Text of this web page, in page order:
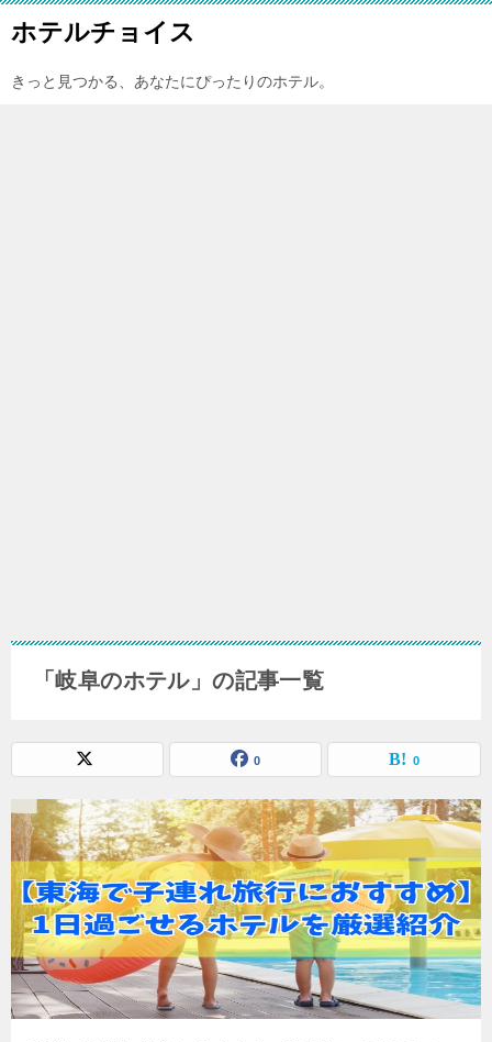
ホテルチョイス
きっと見つかる、あなたにぴったりのホテル。
「岐阜のホテル」の記事一覧
0 0